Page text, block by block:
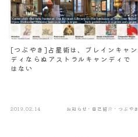
[つぶやき]占星術は、ブレインキャン
ディならぬアストラルキャンディで
はない
2019.02.14 お知らせ・自己紹介・つぶやき